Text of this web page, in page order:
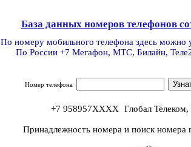
База данных номеров телефонов
По номеру мобильного телефона здесь можно
По России +7 Мегафон, МТС, Билайн,
Номер телефона
+7 958957XXXX Глобал
Принадлежность номера и поиск